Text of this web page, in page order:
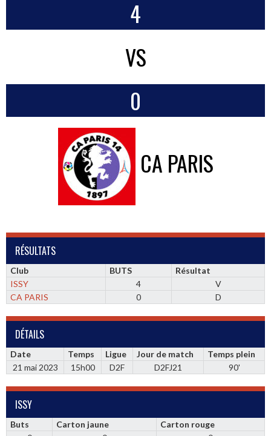
4
VS
0
CA PARIS
RÉSULTATS
Club BUTS
Résultat
ISSY
4
V
CA PARIS
0 D
DÉTAILS
Date Temps Ligue Jour de match
Temps plein
21 mai 2023
15h00 D2F D2FJ21 90'
ISSY
Buts Carton jaune
Carton rouge